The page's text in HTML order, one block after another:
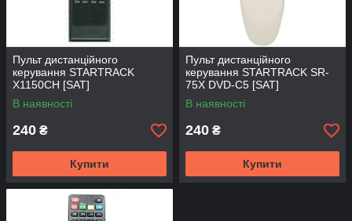
Пульт дистанційного
керування STARTRACK
X1150CH [SAT]
В наявності
240 ₴
Купити
Пульт дистанційного
керування STARTRACK SR-
75X DVD-C5 [SAT]
В наявності
240 ₴
Купити